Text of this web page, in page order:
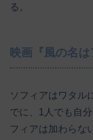
る。
映画『風の名は
ソフィアはワタル
でに、1人でも自
フィアは加わらな